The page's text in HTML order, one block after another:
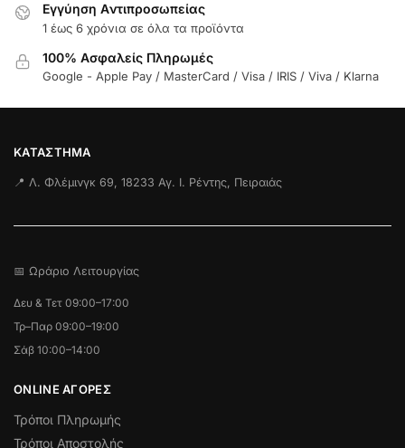
Εγγύηση Aντιπροσωπείας
1 έως 6 χρόνια σε όλα τα προϊόντα
100% Ασφαλείς Πληρωμές
Google - Apple Pay / MasterCard / Visa / IRIS / Viva / Klarna
ΚΑΤΆΣΤΗΜΑ
📍 Λ. Φλέμινγκ 69, 18233 Αγ. Ι. Ρέντης, Πειραιάς
📅 Ωράριο Λειτουργίας
Δευ & Τετ 09:00–17:00
Τρ–Παρ 09:00–19:00
Σάβ 10:00–14:00
ONLINE ΑΓΟΡΕΣ
Τρόποι Πληρωμής
Τρόποι Αποστολής